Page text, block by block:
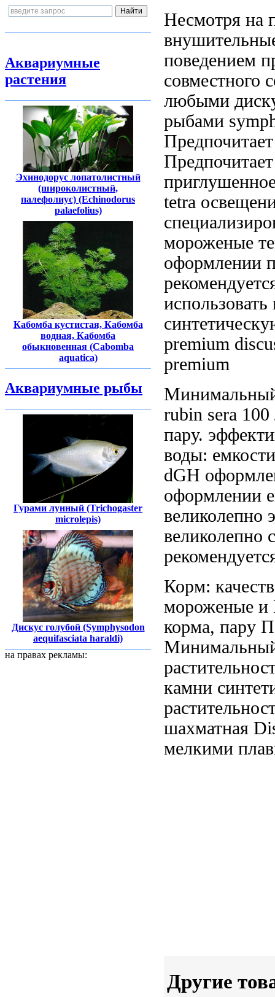
Аквариумные
растения
Эхинодорус лопатолистный
(широколистный,
палефолиус) (Echinodorus
palaefolius)
Кабомба кустистая, Кабомба
водная, Кабомба
обыкновенная (Cabomba
aquatica)
Аквариумные рыбы
Гурами лунный (Trichogaster
microlepis)
Дискус голубой (Symphysodon
aequifasciata haraldi)
на правах рекламы:
Несмотря на
поведением
совместного
любыми
рыбами
tetra
мороженые
оформлении
premium
premium
rubin sera
пару.
воды:
dGH
оформлении
великолепно
великолепно
Корм:
мороженые и
корма, пару
камни
шахматная
мелкими
Другие